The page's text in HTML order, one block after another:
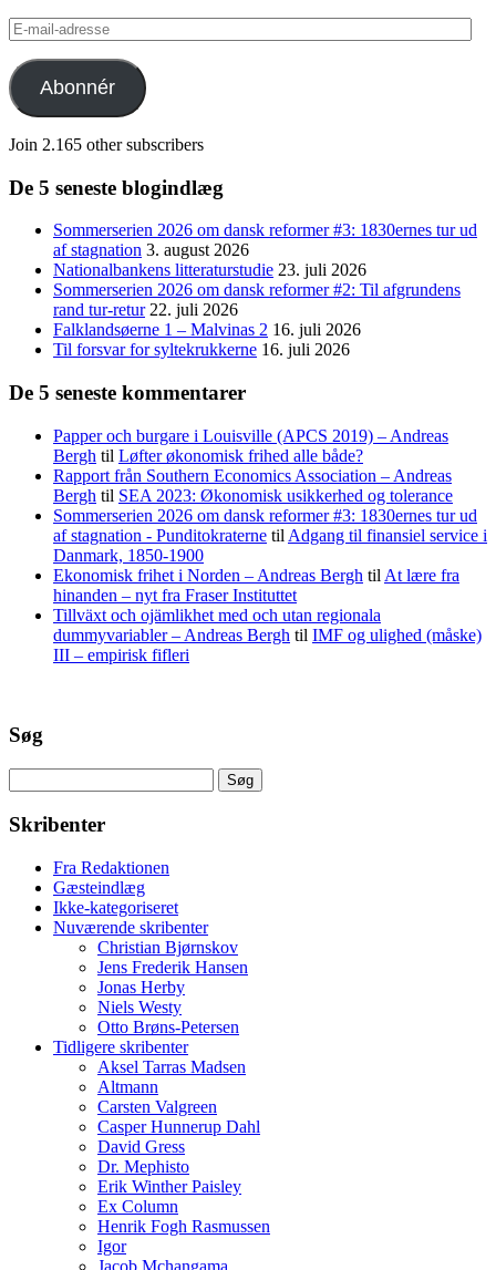
E-
mail-
adresse
Abonnér
Join 2.165 other subscribers
De 5 seneste blogindlæg
Sommerserien 2026 om dansk reformer #3: 1830ernes tur ud
af stagnation 3. august 2026
Nationalbankens litteraturstudie 23. juli 2026
Sommerserien 2026 om dansk reformer #2: Til afgrundens
rand tur-retur 22. juli 2026
Falklandsøerne 1 – Malvinas 2 16. juli 2026
Til forsvar for syltekrukkerne 16. juli 2026
De 5 seneste kommentarer
Papper och burgare i Louisville (APCS 2019) – Andreas
Bergh til Løfter økonomisk frihed alle både?
Rapport från Southern Economics Association – Andreas
Bergh til SEA 2023: Økonomisk usikkerhed og tolerance
Sommerserien 2026 om dansk reformer #3: 1830ernes tur ud
af stagnation - Punditokraterne til Adgang til finansiel service i
Danmark, 1850-1900
Ekonomisk frihet i Norden – Andreas Bergh til At lære fra
hinanden – nyt fra Fraser Instituttet
Tillväxt och ojämlikhet med och utan regionala
dummyvariabler – Andreas Bergh til IMF og ulighed (måske)
III – empirisk fifleri
Søg
efter:
Skribenter
Fra Redaktionen
Gæsteindlæg
Ikke-kategoriseret
Nuværende skribenter
Christian Bjørnskov
Jens Frederik Hansen
Jonas Herby
Niels Westy
Otto Brøns-Petersen
Tidligere skribenter
Aksel Tarras Madsen
Altmann
Carsten Valgreen
Casper Hunnerup Dahl
David Gress
Dr. Mephisto
Erik Winther Paisley
Ex Column
Henrik Fogh Rasmussen
Igor
Jacob Mchangama